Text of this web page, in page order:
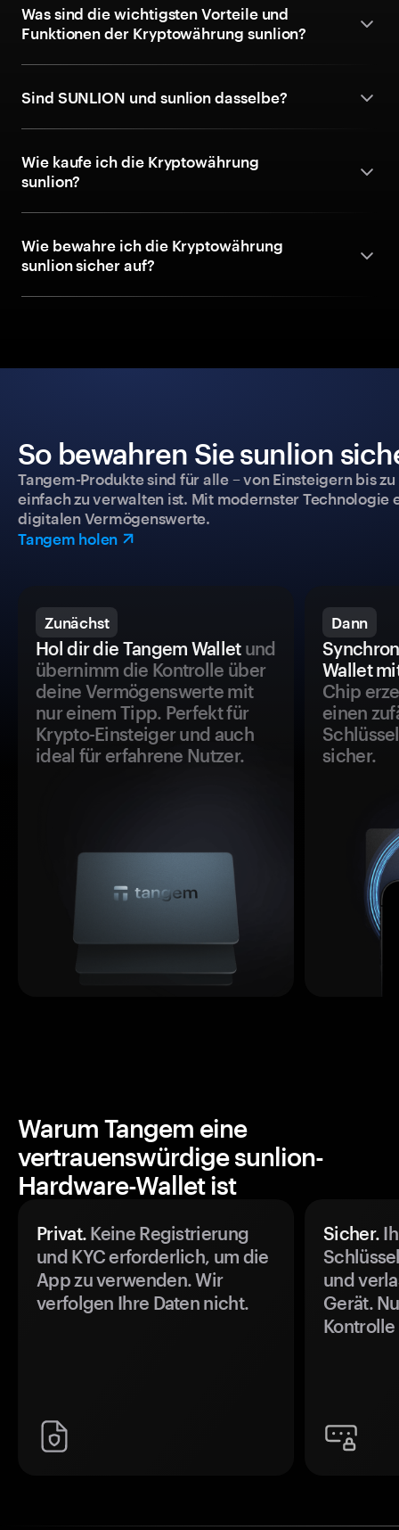
Was sind die wichtigsten Vorteile und
Funktionen der Kryptowährung sunlion?
Sind SUNLION und sunlion dasselbe?
Wie kaufe ich die Kryptowährung
sunlion?
Wie bewahre ich die Kryptowährung
sunlion sicher auf?
So bewahren Sie sunlion
Tangem-Produkte sind für alle – von Einsteigern bis
einfach zu verwalten ist. Mit modernster
digitalen Vermögenswerte.
Tangem holen
Zunächst
Hol dir die Tangem Walletund
übernimm die Kontrolle über
deine Vermögenswerte mit
nur einem Tipp. Perfekt für
Krypto-Einsteiger und auch
ideal für erfahrene Nutzer.
Dann
Wallet
Chip
einen
sicher.
Warum Tangem eine
vertrauenswürdige sunlion-
Hardware-Wallet ist
Privat. Keine Registrierung
und KYC erforderlich, um die
App zu verwenden. Wir
verfolgen Ihre Daten nicht.
Sicher.
und
Gerät.